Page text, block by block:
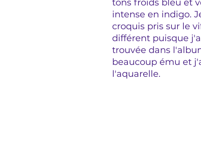
tons froids bleu et
intense en indigo.
croquis pris sur le
différent puisque
trouvée dans
beaucoup ému et
l'aquarelle.